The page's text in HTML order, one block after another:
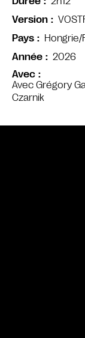
Avec
Avec Grégory
Czarnik
Version
Pays
Année
2026